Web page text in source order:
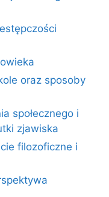
oraz sposoby
społecznego i
zjawiska
filozoficzne i